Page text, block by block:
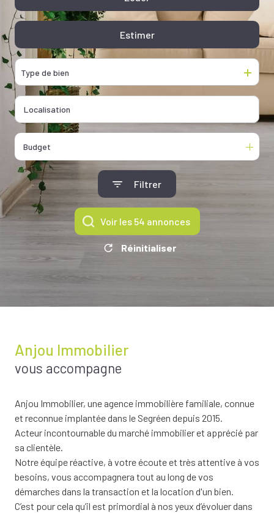
De l'immo pro
Estimer
Type de bien
Budget
Filtrer
Voir les 54 annonces
Réinitialiser
Anjou Immobilier
vous accompagne
Anjou Immobilier, une agence immobilière familiale, connue
et reconnue implantée dans le Segréen depuis 2015.
Acteur incontournable du marché immobilier et apprécié par
sa clientèle.
Notre équipe réactive, à votre écoute et très attentive à vos
besoins, vous accompagnera tout au long de vos
démarches dans la transaction et la location d'un bien.
C’est pour cela qu’il est primordial à nos yeux d’évoluer dans